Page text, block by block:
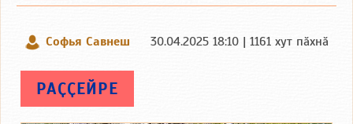
Софья Савнеш 30.04.2025 18:10 | 1161 хут пӑхнӑ
РАҪҪЕЙРЕ